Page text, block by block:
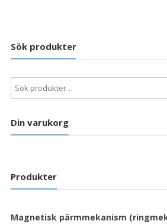
Sök produkter
Sök
efter:
Din varukorg
Produkter
Magnetisk pärmmekanism